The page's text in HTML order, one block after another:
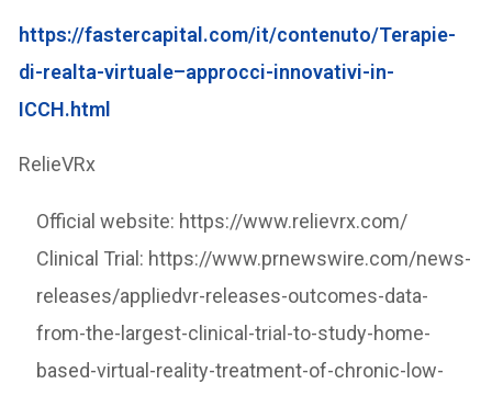
https://fastercapital.com/it/contenuto/Terapie-
di-realta-virtuale–approcci-innovativi-in-
ICCH.html
RelieVRx
Official website: https://www.relievrx.com/
Clinical Trial: https://www.prnewswire.com/news-
releases/appliedvr-releases-outcomes-data-
from-the-largest-clinical-trial-to-study-home-
based-virtual-reality-treatment-of-chronic-low-